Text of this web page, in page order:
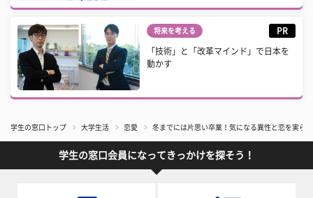
将来を考える PR
「技術」と「改革マインド」で日本を
動かす
学生の窓口トップ 大学生活 恋愛 冬までには片思い卒業！気になる異性と恋を実ら
学生の窓口会員になってきっかけを探そう！